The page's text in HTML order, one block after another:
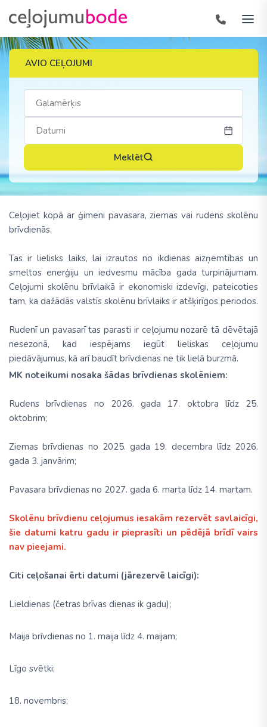
AVIO CEĻOJUMI
Meklēt
Ceļojiet kopā ar ģimeni pavasara, ziemas vai rudens skolēnu
brīvdienās.
Tas ir lielisks laiks, lai izrautos no ikdienas aizņemtības un
smeltos enerģiju un iedvesmu mācība gada turpinājumam.
Ceļojumi skolēnu brīvlaikā ir ekonomiski izdevīgi, pateicoties
tam, ka dažādās valstīs skolēnu brīvlaiks ir atšķirīgos periodos.
Rudenī un pavasarī tas parasti ir ceļojumu nozarē tā dēvētajā
nesezonā, kad iespējams iegūt lieliskas ceļojumu
piedāvājumus, kā arī baudīt brīvdienas ne tik lielā burzmā.
MK noteikumi nosaka šādas brīvdienas skolēniem:
Rudens brīvdienas no 2026. gada 17. oktobra līdz 25.
oktobrim;
Ziemas brīvdienas no 2025. gada 19. decembra līdz 2026.
gada 3. janvārim;
Pavasara brīvdienas no 2027. gada 6. marta līdz 14. martam.
Skolēnu brīvdienu ceļojumus iesakām rezervēt savlaicīgi,
šie datumi katru gadu ir pieprasīti un pēdējā brīdī vairs
nav pieejami.
Citi ceļošanai ērti datumi (jārezervē laicīgi):
Lieldienas (četras brīvas dienas ik gadu);
Maija brīvdienas no 1. maija līdz 4. maijam;
Līgo svētki;
18. novembris;